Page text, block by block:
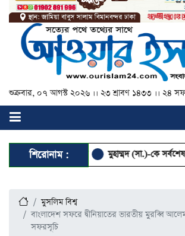
শুক্রবার, ০৭ আগস্ট ২০২৬ ।। ২৩ শ্রাবণ ১৪৩৩ ।। ২৪
শিরোনাম :
গেল মুয়াজ্জিনের মুহাম্মদ (সা.)-কে সর্বশেষ নবী
মুসলিম বিশ্ব
বাংলাদেশ সফরে দ্বীনিয়াতের ভারতীয় মুরব্বি
সফরসূচি